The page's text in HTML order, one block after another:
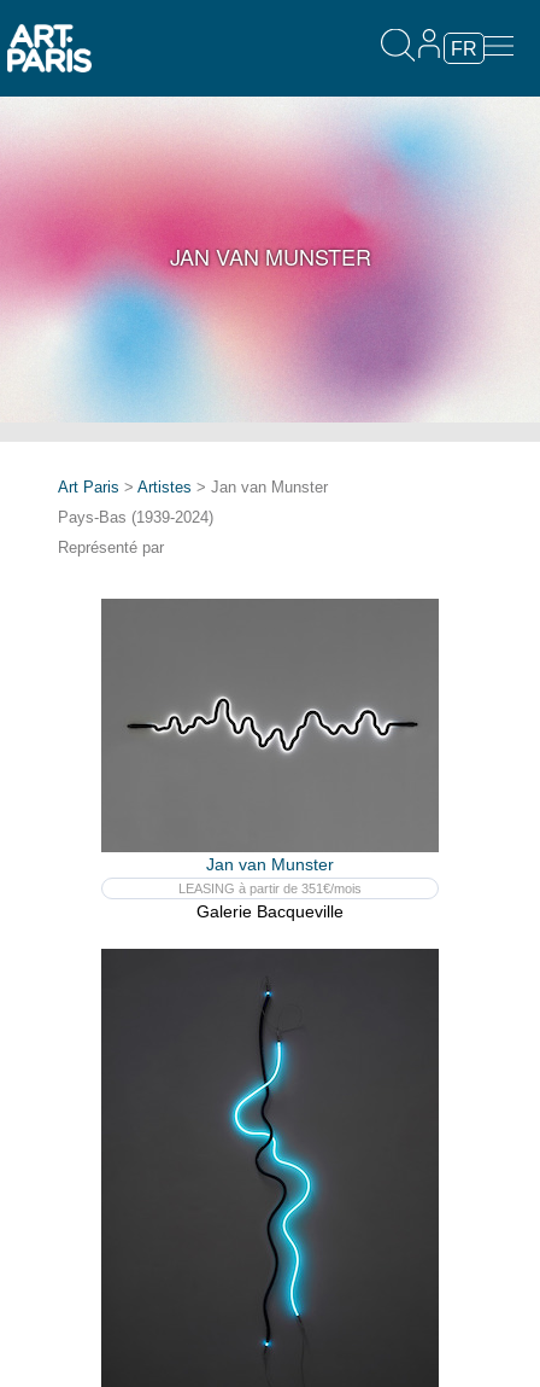
FR
JAN VAN MUNSTER
Art Paris > Artistes > Jan van Munster
Pays-Bas (1939-2024)
Représenté par
Jan van Munster
LEASING à partir de 351€/mois
Galerie Bacqueville